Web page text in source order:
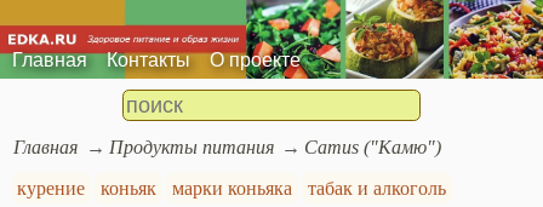
Главная Контакты О проекте
Главная Продукты питания
Camus ("Камю")
курение
коньяк марки коньяка
табак и алкоголь